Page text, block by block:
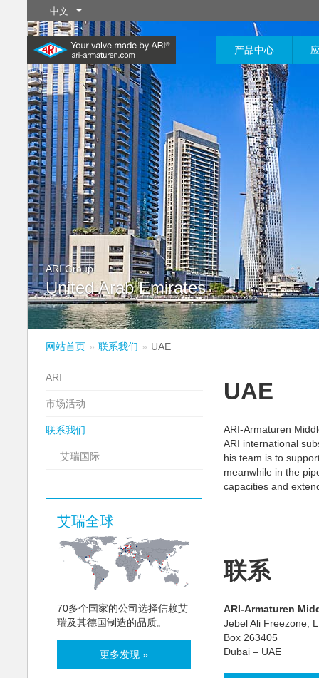
中文
产品中心
最新产品
了解更多
控制
了解更多
截断
了解更多
工业制程
20,000种产品可灵活应用于工
业应用系统
了解更多
化学工程
200,000种型号可应用于化学
工程领域，产品解决方案可满
足您个性化的定制需求
了解更多
ARI Group
United Arab Emirates
网站首页 联系我们 UAE
UAE
ARI-Armaturen
ARI international
his team is to
meanwhile in the
capacities and
联系
ARI-Armaturen
Jebel Ali Freezone,
Box 263405
Dubai – UAE
ARI
市场活动
联系我们
艾瑞国际
艾瑞全球
70多个国家的公司选择信赖艾
瑞及其德国制造的品质。
更多发现 »